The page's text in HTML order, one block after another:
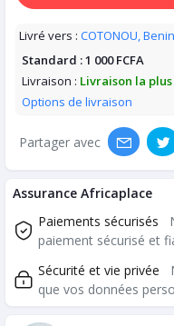
Livré vers : COTONOU, Benin
Standard :1 000 FCFA
Livraison : Livraison la
Options de livraison
Partager avec
Assurance Africaplace
Paiements sécurisés
paiement sécurisé et
Sécurité et vie privée
que vos données